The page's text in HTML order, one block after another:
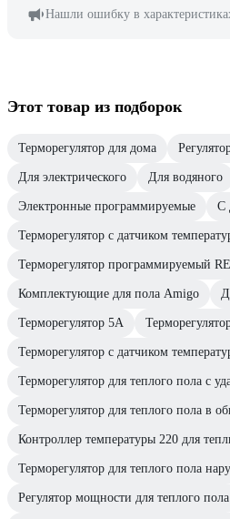
Нашли ошибку в
Этот товар из подборок
Терморегулятор для дома
Для электрического Для водяного
Электронные программируемые С
Терморегулятор с датчиком
Терморегулятор программируемый
Комплектующие для пола Amigo
Терморегулятор 5А
Терморегулятор с датчиком
Терморегулятор для теплого пола с
Терморегулятор для теплого пола в
Контроллер температуры 220 для
Терморегулятор для теплого пола
Регулятор мощности для теплого пола